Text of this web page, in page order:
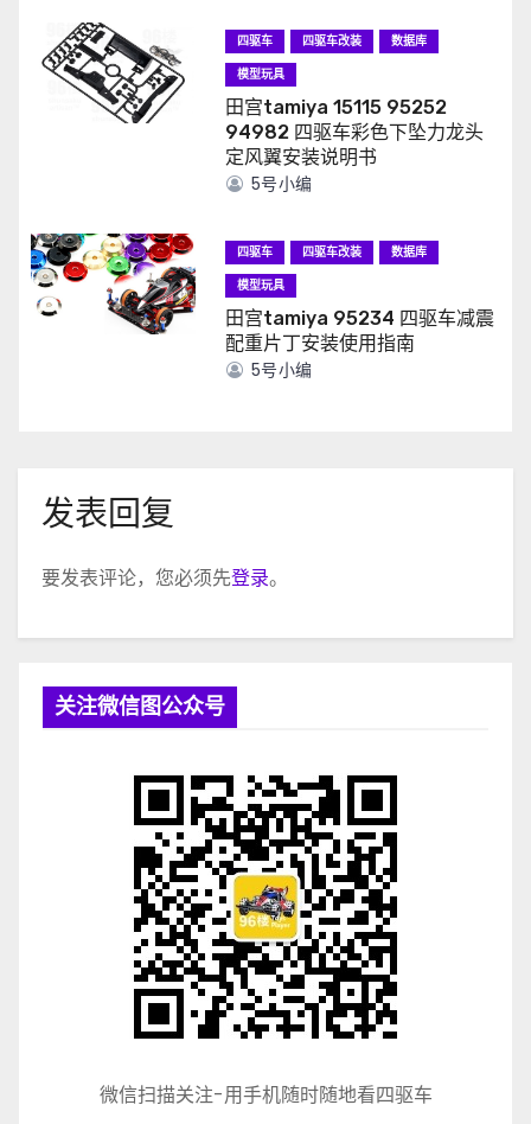
四驱车 四驱车改装
数据库
模型玩具
田宫tamiya 15115 95252
94982 四驱车彩色下坠力龙头
定风翼安装说明书
5号小编
四驱车 四驱车改装
数据库
模型玩具
田宫tamiya 95234 四驱车减震
配重片丁安装使用指南
5号小编
发表回复
要发表评论，您必须先登录。
关注微信图公众号
微信扫描关注-用手机随时随地看四驱车